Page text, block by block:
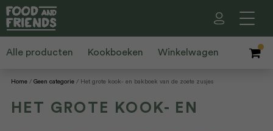
Alle producten Kookboeken Winkelwagen
Home Geen categorie Het grote kook- en bakboek van de zoete zusjes
HET GROTE KOOK- EN